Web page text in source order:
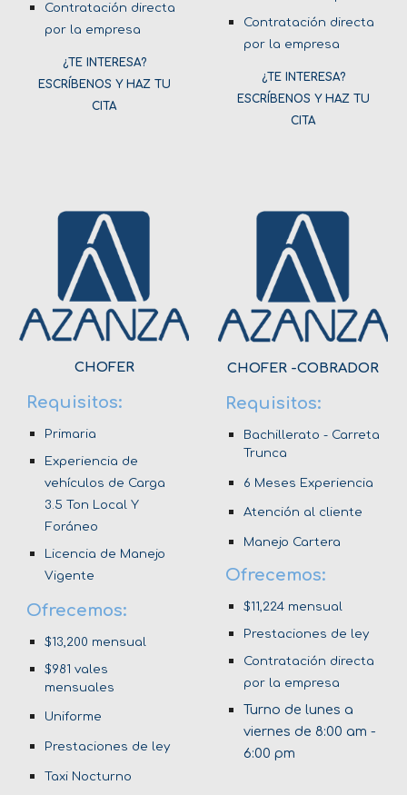
Contratación directa
por la empresa
¿TE INTERESA?
ESCRÍBENOS Y HAZ TU
CITA
Contratación directa
por la empresa
¿TE INTERESA?
ESCRÍBENOS Y HAZ TU
CITA
CHOFER
Requisitos:
Primaria
Experiencia de
vehículos de Carga
3.5 Ton Local Y
Foráneo
Licencia de Manejo
Vigente
Ofrecemos:
$13,200 mensual
$981 vales
mensuales
Uniforme
Prestaciones de ley
Taxi Nocturno
CHOFER -COBRADOR
Requisitos:
Bachillerato - Carreta
Trunca
6 Meses Experiencia
Atención al cliente
Manejo Cartera
Ofrecemos:
$11,224 mensual
Prestaciones de ley
Contratación directa
por la empresa
Turno de lunes a
viernes de 8:00 am -
6:00 pm